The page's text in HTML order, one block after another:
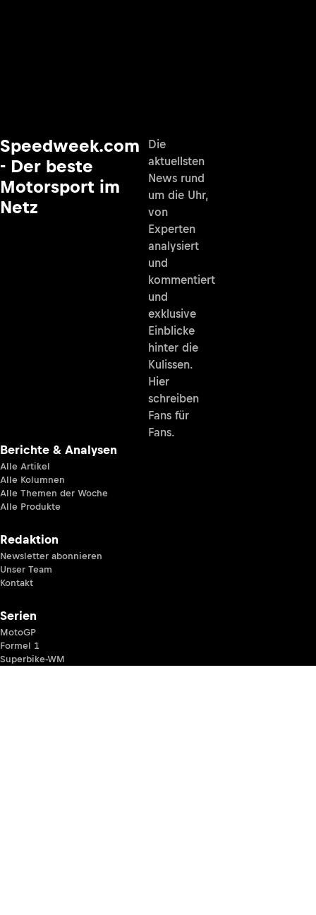
Speedweek.com
- Der beste
Motorsport im
Netz
Die
aktuellsten
News rund
um die Uhr,
von
Experten
analysiert
und
kommentiert
und
exklusive
Einblicke
hinter die
Kulissen.
Hier
schreiben
Fans für
Fans.
Berichte & Analysen
Alle Artikel
Alle Kolumnen
Alle Themen der Woche
Alle Produkte
Redaktion
Newsletter abonnieren
Unser Team
Kontakt
Serien
MotoGP
Formel 1
Superbike-WM